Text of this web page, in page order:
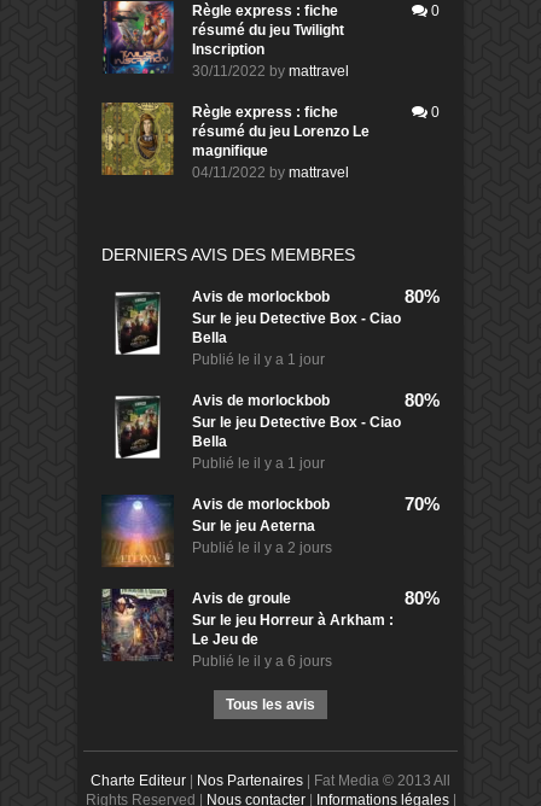
Règle express : fiche
résumé du jeu Twilight
Inscription
30/11/2022 by mattravel
0
Règle express : fiche
résumé du jeu Lorenzo Le
magnifique
04/11/2022 by mattravel
0
DERNIERS AVIS DES MEMBRES
Avis de morlockbob
Sur le jeu Detective Box - Ciao
Bella
Publié le il y a 1 jour
80%
Avis de morlockbob
Sur le jeu Detective Box - Ciao
Bella
Publié le il y a 1 jour
80%
Avis de morlockbob
Sur le jeu Aeterna
Publié le il y a 2 jours
70%
Avis de groule
Sur le jeu Horreur à Arkham :
Le Jeu de
Publié le il y a 6 jours
80%
Tous les avis
Charte Editeur | Nos Partenaires | Fat Media © 2013 All
Rights Reserved | Nous contacter| Informations légales|